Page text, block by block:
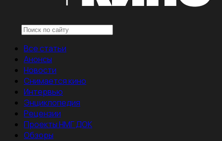
Все статьи
Анонсы
Новости
Снимается кино
Интервью
Энциклопедия
Рецензии
Проекты НМГ ДОК
Обзоры